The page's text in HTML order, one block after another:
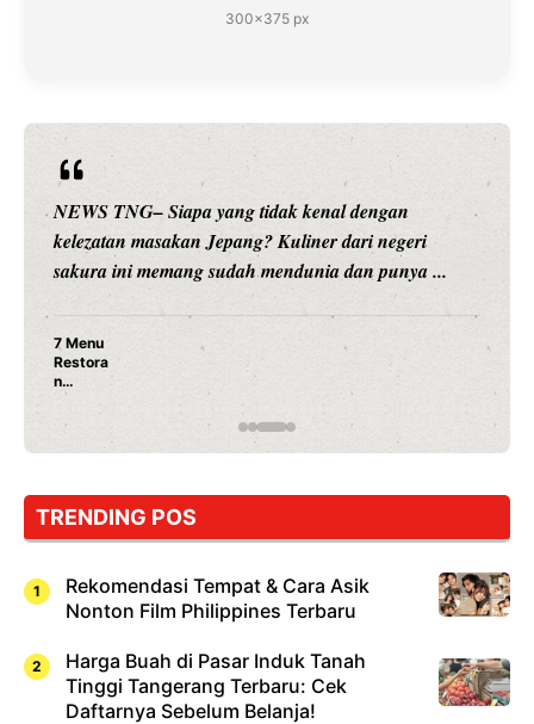
300×375 px
NEWS TNG– Siapa sangka, dua nama besar di dunia
hiburan, Nunung Srimulat dan Vicky Prasetyo, kini
merambah dunia kuliner dengan ...
Nunung Srimulat & Vicky Prasetyo Buka Restoran
Rahasia Mami Bikin Nagih!
TRENDING POS
Rekomendasi Tempat & Cara Asik
Nonton Film Philippines Terbaru
Harga Buah di Pasar Induk Tanah
Tinggi Tangerang Terbaru: Cek
Daftarnya Sebelum Belanja!